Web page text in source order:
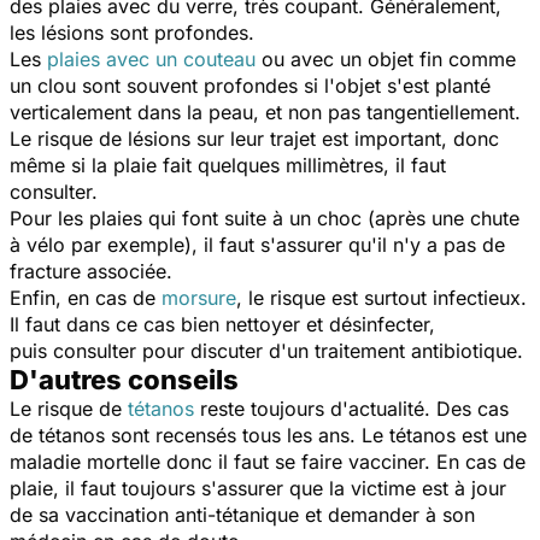
des plaies avec du verre, très coupant. Généralement,
les lésions sont profondes.
Les plaies avec un couteau ou avec un objet fin comme
un clou sont souvent profondes si l'objet s'est planté
verticalement dans la peau, et non pas tangentiellement.
Le risque de lésions sur leur trajet est important, donc
même si la plaie fait quelques millimètres, il faut
consulter.
Pour les plaies qui font suite à un choc (après une chute
à vélo par exemple), il faut s'assurer qu'il n'y a pas de
fracture associée.
Enfin, en cas de morsure, le risque est surtout infectieux.
Il faut dans ce cas bien nettoyer et désinfecter,
puis consulter pour discuter d'un traitement antibiotique.
D'autres conseils
Le risque de tétanos reste toujours d'actualité. Des cas
de tétanos sont recensés tous les ans. Le tétanos est une
maladie mortelle donc il faut se faire vacciner. En cas de
plaie, il faut toujours s'assurer que la victime est à jour
de sa vaccination anti-tétanique et demander à son